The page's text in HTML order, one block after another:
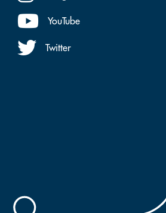
YouTube
Twitter